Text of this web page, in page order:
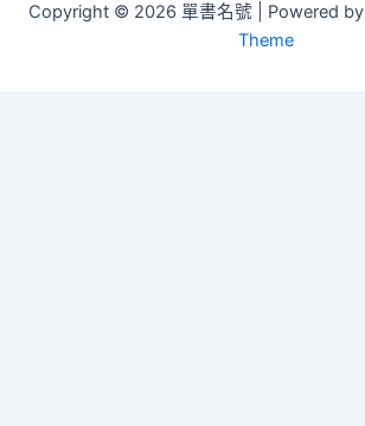
Copyright © 2026 單書名號 | Powered by
Theme